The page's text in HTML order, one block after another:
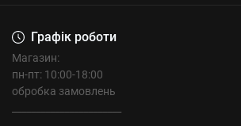
Графік роботи
Магазин:
пн-пт: 10:00-18:00
обробка замовлень